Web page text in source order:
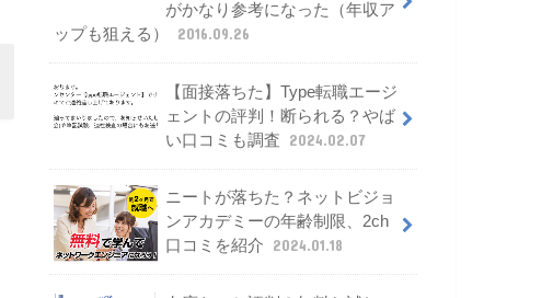
がかなり参考になった（年収ア
ップも狙える）
2016.09.26
【面接落ちた】Type転職エージ
ェントの評判！断られる？やば
い口コミも調査
2024.02.07
ニートが落ちた？ネットビジョ
ンアカデミーの年齢制限、2ch
口コミを紹介
2024.01.18